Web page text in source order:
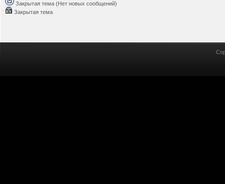
Закрытая тема (Нет новых сообщений)
Закрытая тема